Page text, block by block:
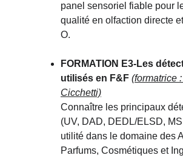
panel sensoriel fiable pour
qualité en olfaction directe
O.
FORMATION E3-Les
utilisés en F&F (formatrice
Cicchetti)
Connaître les principaux
(UV, DAD, DEDL/ELSD,
utilité dans le domaine des
Parfums, Cosmétiques et